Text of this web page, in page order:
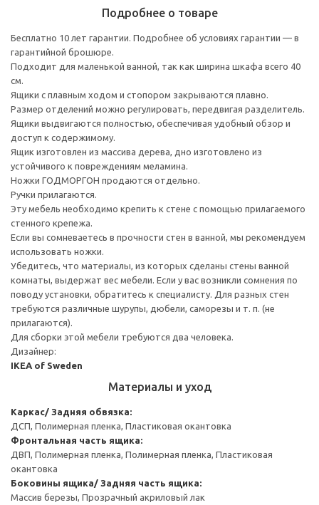
Подробнее о товаре
Бесплатно 10 лет гарантии. Подробнее об условиях гарантии — в
гарантийной брошюре.
Подходит для маленькой ванной, так как ширина шкафа всего 40
см.
Ящики с плавным ходом и стопором закрываются плавно.
Размер отделений можно регулировать, передвигая разделитель.
Ящики выдвигаются полностью, обеспечивая удобный обзор и
доступ к содержимому.
Ящик изготовлен из массива дерева, дно изготовлено из
устойчивого к повреждениям меламина.
Ножки ГОДМОРГОН продаются отдельно.
Ручки прилагаются.
Эту мебель необходимо крепить к стене с помощью прилагаемого
стенного крепежа.
Если вы сомневаетесь в прочности стен в ванной, мы рекомендуем
использовать ножки.
Убедитесь, что материалы, из которых сделаны стены ванной
комнаты, выдержат вес мебели. Если у вас возникли сомнения по
поводу установки, обратитесь к специалисту. Для разных стен
требуются различные шурупы, дюбели, саморезы и т. п. (не
прилагаются).
Для сборки этой мебели требуются два человека.
Дизайнер:
IKEA of Sweden
Материалы и уход
Каркас/ Задняя обвязка:
ДСП, Полимерная пленка, Пластиковая окантовка
Фронтальная часть ящика:
ДВП, Полимерная пленка, Полимерная пленка, Пластиковая
окантовка
Боковины ящика/ Задняя часть ящика:
Массив березы, Прозрачный акриловый лак